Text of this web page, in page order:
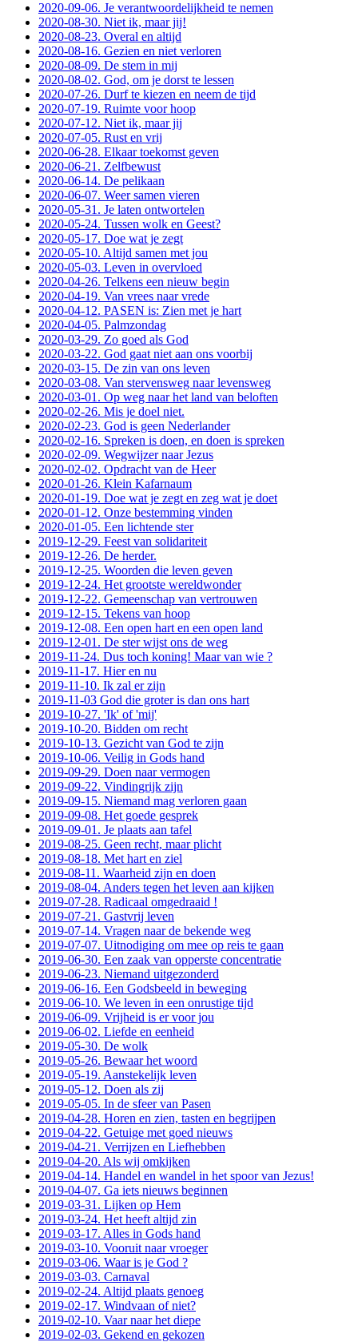
2020-09-06. Je verantwoordelijkheid te nemen
2020-08-30. Niet ik, maar jij!
2020-08-23. Overal en altijd
2020-08-16. Gezien en niet verloren
2020-08-09. De stem in mij
2020-08-02. God, om je dorst te lessen
2020-07-26. Durf te kiezen en neem de tijd
2020-07-19. Ruimte voor hoop
2020-07-12. Niet ik, maar jij
2020-07-05. Rust en vrij
2020-06-28. Elkaar toekomst geven
2020-06-21. Zelfbewust
2020-06-14. De pelikaan
2020-06-07. Weer samen vieren
2020-05-31. Je laten ontwortelen
2020-05-24. Tussen wolk en Geest?
2020-05-17. Doe wat je zegt
2020-05-10. Altijd samen met jou
2020-05-03. Leven in overvloed
2020-04-26. Telkens een nieuw begin
2020-04-19. Van vrees naar vrede
2020-04-12. PASEN is: Zien met je hart
2020-04-05. Palmzondag
2020-03-29. Zo goed als God
2020-03-22. God gaat niet aan ons voorbij
2020-03-15. De zin van ons leven
2020-03-08. Van stervensweg naar levensweg
2020-03-01. Op weg naar het land van beloften
2020-02-26. Mis je doel niet.
2020-02-23. God is geen Nederlander
2020-02-16. Spreken is doen, en doen is spreken
2020-02-09. Wegwijzer naar Jezus
2020-02-02. Opdracht van de Heer
2020-01-26. Klein Kafarnaum
2020-01-19. Doe wat je zegt en zeg wat je doet
2020-01-12. Onze bestemming vinden
2020-01-05. Een lichtende ster
2019-12-29. Feest van solidariteit
2019-12-26. De herder.
2019-12-25. Woorden die leven geven
2019-12-24. Het grootste wereldwonder
2019-12-22. Gemeenschap van vertrouwen
2019-12-15. Tekens van hoop
2019-12-08. Een open hart en een open land
2019-12-01. De ster wijst ons de weg
2019-11-24. Dus toch koning! Maar van wie ?
2019-11-17. Hier en nu
2019-11-10. Ik zal er zijn
2019-11-03 God die groter is dan ons hart
2019-10-27. 'Ik' of 'mij'
2019-10-20. Bidden om recht
2019-10-13. Gezicht van God te zijn
2019-10-06. Veilig in Gods hand
2019-09-29. Doen naar vermogen
2019-09-22. Vindingrijk zijn
2019-09-15. Niemand mag verloren gaan
2019-09-08. Het goede gesprek
2019-09-01. Je plaats aan tafel
2019-08-25. Geen recht, maar plicht
2019-08-18. Met hart en ziel
2019-08-11. Waarheid zijn en doen
2019-08-04. Anders tegen het leven aan kijken
2019-07-28. Radicaal omgedraaid !
2019-07-21. Gastvrij leven
2019-07-14. Vragen naar de bekende weg
2019-07-07. Uitnodiging om mee op reis te gaan
2019-06-30. Een zaak van opperste concentratie
2019-06-23. Niemand uitgezonderd
2019-06-16. Een Godsbeeld in beweging
2019-06-10. We leven in een onrustige tijd
2019-06-09. Vrijheid is er voor jou
2019-06-02. Liefde en eenheid
2019-05-30. De wolk
2019-05-26. Bewaar het woord
2019-05-19. Aanstekelijk leven
2019-05-12. Doen als zij
2019-05-05. In de sfeer van Pasen
2019-04-28. Horen en zien, tasten en begrijpen
2019-04-22. Getuige met goed nieuws
2019-04-21. Verrijzen en Liefhebben
2019-04-20. Als wij omkijken
2019-04-14. Handel en wandel in het spoor van Jezus!
2019-04-07. Ga iets nieuws beginnen
2019-03-31. Lijken op Hem
2019-03-24. Het heeft altijd zin
2019-03-17. Alles in Gods hand
2019-03-10. Vooruit naar vroeger
2019-03-06. Waar is je God ?
2019-03-03. Carnaval
2019-02-24. Altijd plaats genoeg
2019-02-17. Windvaan of niet?
2019-02-10. Vaar naar het diepe
2019-02-03. Gekend en gekozen